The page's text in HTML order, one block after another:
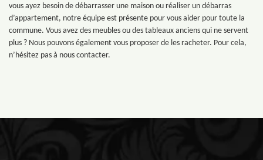
vous ayez besoin de débarrasser une maison ou réaliser un débarras
d’appartement, notre équipe est présente pour vous aider pour toute la
commune. Vous avez des meubles ou des tableaux anciens qui ne servent
plus ? Nous pouvons également vous proposer de les racheter. Pour cela,
n’hésitez pas à nous contacter.